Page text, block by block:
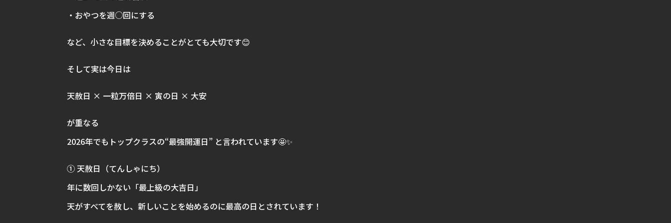
・おやつを週○回にする
など、小さな目標を決めることがとても大切です😊
そして実は今日は
天赦日 × 一粒万倍日 × 寅の日 × 大安
が重なる
2026年でもトップクラスの“最強開運日” と言われています🤩✨
① 天赦日（てんしゃにち）
年に数回しかない「最上級の大吉日」
天がすべてを赦し、新しいことを始めるのに最高の日とされています！